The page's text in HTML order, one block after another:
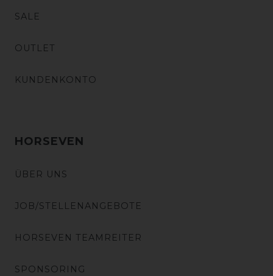
SALE
OUTLET
KUNDENKONTO
HORSEVEN
ÜBER UNS
JOB/STELLENANGEBOTE
HORSEVEN TEAMREITER
SPONSORING